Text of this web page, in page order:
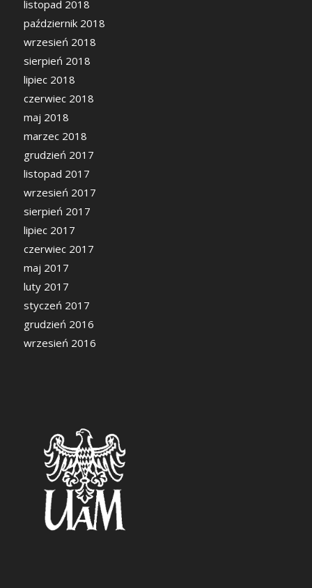
listopad 2018
październik 2018
wrzesień 2018
sierpień 2018
lipiec 2018
czerwiec 2018
maj 2018
marzec 2018
grudzień 2017
listopad 2017
wrzesień 2017
sierpień 2017
lipiec 2017
czerwiec 2017
maj 2017
luty 2017
styczeń 2017
grudzień 2016
wrzesień 2016